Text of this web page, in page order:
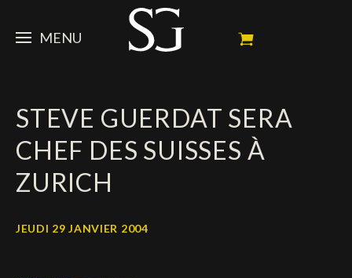
MENU
Portrait
Palmarès
Ambassadeur
ACTUALITÉ
News
Dossiers
Calendrier
CHEVAUX
Mes chevaux de concours
En souvenir de
SPONSORS
Propriétaires
FAN ZONE
STEVE GUERDAT SERA
CHEF DES SUISSES À
ZURICH
JEUDI 29 JANVIER 2004